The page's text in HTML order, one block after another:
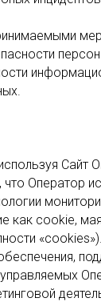
Сайт
Оператор
как cookie,